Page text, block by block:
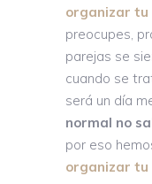
organizar tu
preocupes,
parejas se
cuando se
será un día
normal no
por eso
organizar tu